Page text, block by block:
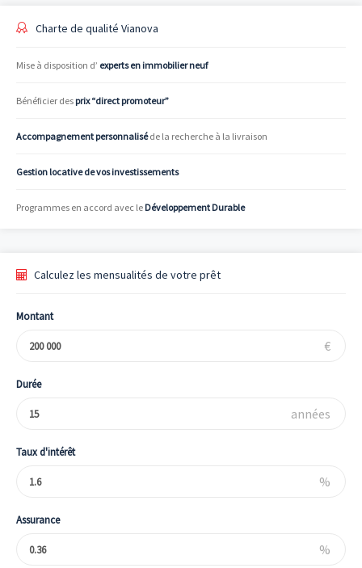
Charte de qualité Vianova
Mise à disposition d’ experts en immobilier neuf
Bénéficier des prix “direct promoteur”
Accompagnement personnaliséde la recherche à la livraison
Gestion locative de vos investissements
Programmes en accord avec le Développement Durable
Calculez les mensualités de votre prêt
Montant
€
Durée
années
Taux d'intérêt
%
Assurance
%